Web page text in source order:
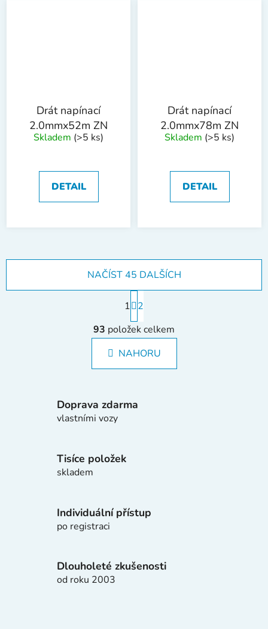
Drát napínací
2.0mmx52m ZN
Skladem (>5 ks)
DETAIL
Drát napínací
2.0mmx78m ZN
Skladem (>5 ks)
DETAIL
O
v
l
á
d
c
í
p
u
NAČÍST 45 DALŠÍCH
S
t
r
á
n
k
í
1
2
93 položek celkem
NAHORU
Doprava zdarma
vlastními vozy
Tisíce položek
skladem
Individuální přístup
po registraci
Dlouholeté zkušenosti
od roku 2003